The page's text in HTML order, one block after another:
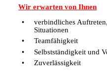
Wir erwarten von Ihnen
verbindliches
Situationen
Teamfähigkeit
Selbstständigkeit und
Zuverlässigkeit